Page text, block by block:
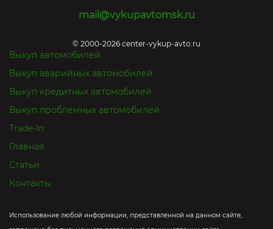
mail@vykupavtomsk.ru
© 2000-2026 center-vykup-avto.ru
Выкуп автомобилей
Выкуп аварийных автомобилей
Выкуп кредитных автомобилей
Выкуп проблемных автомобилей
Trade-In
Главная
Статьи
Контакты
Использование любой информации, представленной на данном сайте,